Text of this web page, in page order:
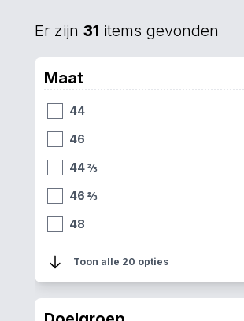
Er zijn 31 items gevonden
Maat
44
46
44 ⅔
46 ⅔
48
42
Toon alle 20 opties